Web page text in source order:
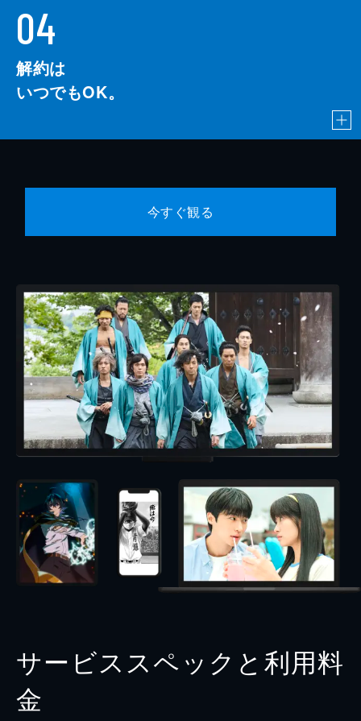
04
解約は
いつでもOK。
今すぐ観る
サービススペックと利用料
金